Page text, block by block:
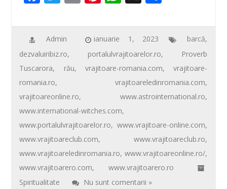
e
b
o
o
k
tt
er
ail er
e
st
at
s
A
p
p
ta
je
az
ă
Admin ianuarie 1, 2023 barcă,
dezvaluiribiz.ro, portalulvrajitoarelor.ro, Proverb
Tuscarora, rău,vrajitoare-romania.com,vrajitoare-
romania.ro,vrajitoareledinromania.com,
vrajitoareonline.ro,www.astrointernational.ro,
www.international-witches.com,
www.portalulvrajitoarelor.ro,www.vrajitoare-online.com,
www.vrajitoareclub.com,www.vrajitoareclub.ro,
www.vrajitoareledinromania.ro,www.vrajitoareonline.ro/,
www.vrajitoarero.com, www.vrajitoarero.ro
Spiritualitate
Nu sunt comentarii »